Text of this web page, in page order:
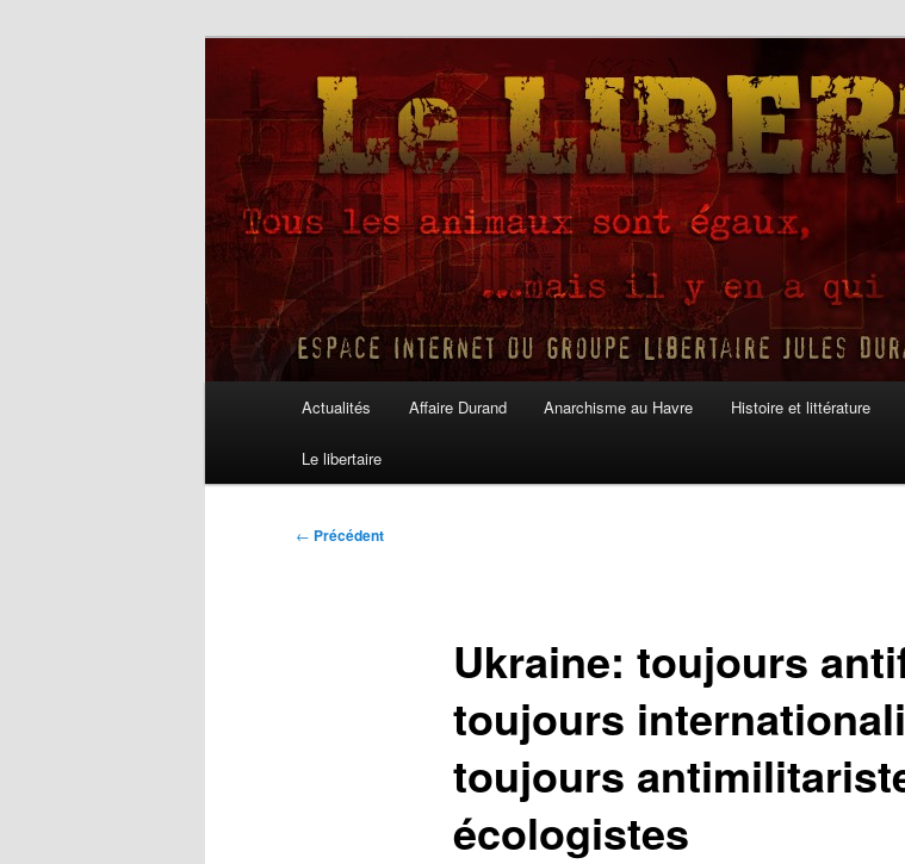
Le Libertaire
Actualités Affaire Durand Anarchisme au Havre Histoire et littérature
Le libertaire
Navigation
← Précédent
Ukraine: toujours
toujours
toujours
écologistes